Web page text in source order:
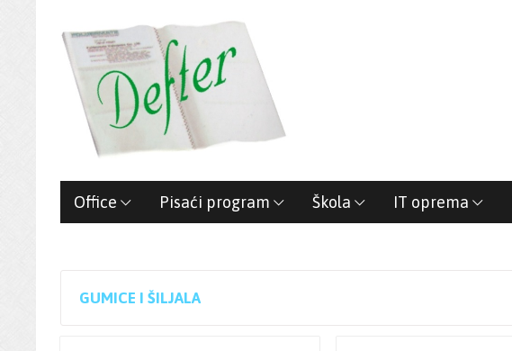
Office Pisaći program Škola IT oprema
GUMICE I ŠILJALA